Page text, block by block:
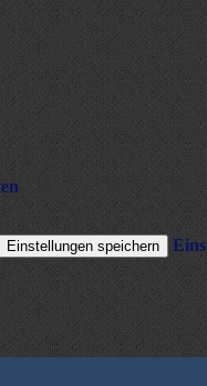
Einstellungen speichern